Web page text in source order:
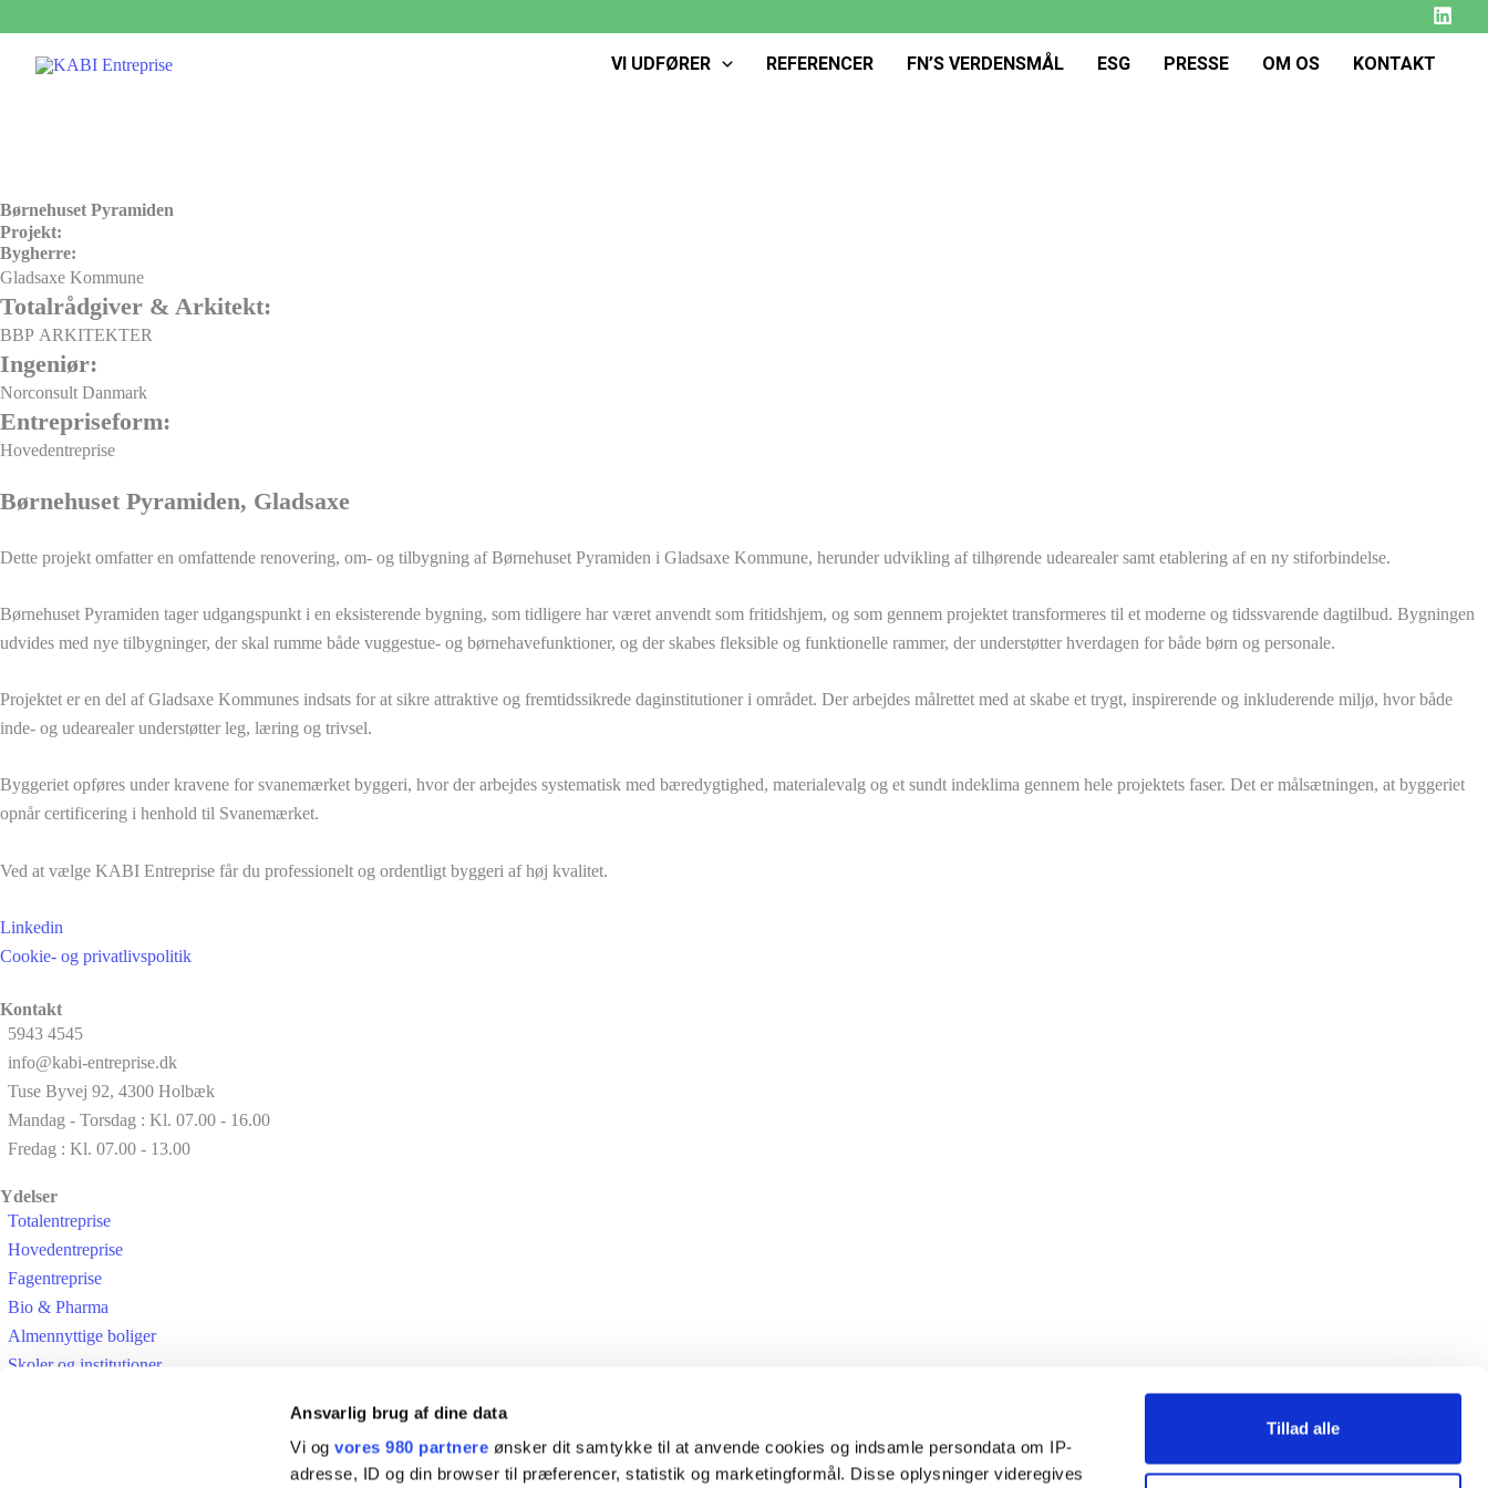
Ansvarlig brug af dine data
Vi ogvores 980 partnere ønsker dit samtykke til at anvende cookies og indsamle persondata om IP-
adresse, ID og din browser til præferencer, statistik og marketingformål. Disse oplysninger videregives
Tillad alle
indholdet
VI UDFØRER REFERENCER FN’S VERDENSMÅL ESG PRESSE OM OS KONTAKT
Børnehuset Pyramiden
Projekt:
Bygherre:
Gladsaxe Kommune
Totalrådgiver & Arkitekt:
BBP ARKITEKTER
Ingeniør:
Norconsult Danmark
Entrepriseform:
Hovedentreprise
Børnehuset Pyramiden, Gladsaxe
Dette projekt omfatter en omfattende renovering, om- og tilbygning af Børnehuset Pyramiden i Gladsaxe Kommune, herunder udvikling af tilhørende udearealer samt etablering af en ny stiforbindelse.
Børnehuset Pyramiden tager udgangspunkt i en eksisterende bygning, som tidligere har været anvendt som fritidshjem, og som gennem projektet transformeres til et moderne og tidssvarende dagtilbud. Bygningen
udvides med nye tilbygninger, der skal rumme både vuggestue- og børnehavefunktioner, og der skabes fleksible og funktionelle rammer, der understøtter hverdagen for både børn og personale.
Projektet er en del af Gladsaxe Kommunes indsats for at sikre attraktive og fremtidssikrede daginstitutioner i området. Der arbejdes målrettet med at skabe et trygt, inspirerende og inkluderende miljø, hvor både
inde- og udearealer understøtter leg, læring og trivsel.
Byggeriet opføres under kravene for svanemærket byggeri, hvor der arbejdes systematisk med bæredygtighed, materialevalg og et sundt indeklima gennem hele projektets faser. Det er målsætningen, at byggeriet
opnår certificering i henhold til Svanemærket.
Ved at vælge KABI Entreprise får du professionelt og ordentligt byggeri af høj kvalitet.
Linkedin
Cookie- og privatlivspolitik
Kontakt
5943 4545
info@kabi-entreprise.dk
Tuse Byvej 92, 4300 Holbæk
Mandag - Torsdag : Kl. 07.00 - 16.00
Fredag : Kl. 07.00 - 13.00
Ydelser
Totalentreprise
Hovedentreprise
Fagentreprise
Bio & Pharma
Almennyttige boliger
Skoler og institutioner